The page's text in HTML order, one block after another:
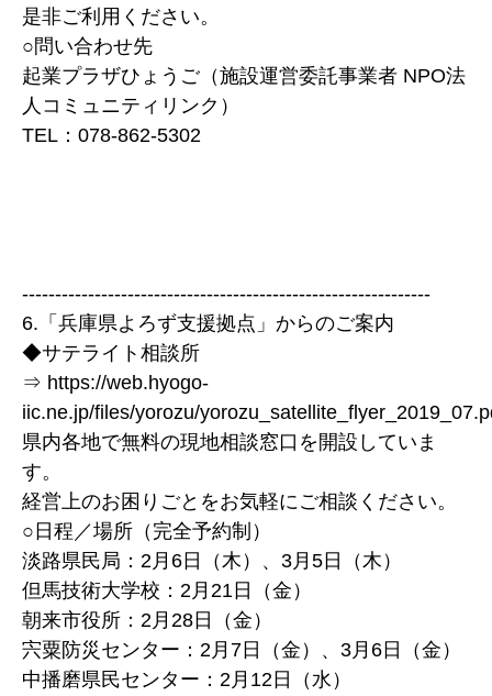
是非ご利用ください。
○問い合わせ先
起業プラザひょうご（施設運営委託事業者 NPO法
人コミュニティリンク）
TEL：078-862-5302
--------------------------------------------------------------
6.「兵庫県よろず支援拠点」からのご案内
◆サテライト相談所
⇒ https://web.hyogo-
iic.ne.jp/files/yorozu/
県内各地で無料の現地相談窓口を開設していま
す。
経営上のお困りごとをお気軽にご相談ください。
○日程／場所（完全予約制）
淡路県民局：2月6日（木）、3月5日（木）
但馬技術大学校：2月21日（金）
朝来市役所：2月28日（金）
宍粟防災センター：2月7日（金）、3月6日（金）
中播磨県民センター：2月12日（水）